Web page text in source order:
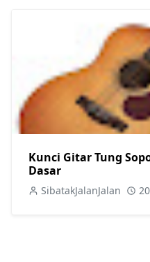
Kunci Gitar Tung
Dasar
SibatakJalanJalan